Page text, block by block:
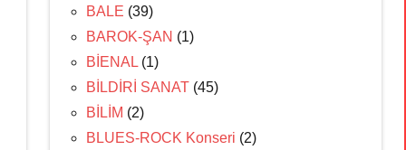
BALE (39)
BAROK-ŞAN (1)
BİENAL (1)
BİLDİRİ SANAT (45)
BİLİM (2)
BLUES-ROCK Konseri (2)